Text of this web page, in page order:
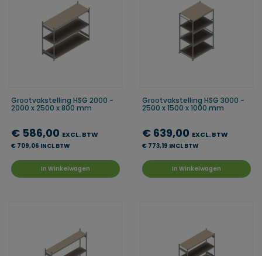
Grootvakstelling HSG 2000 -
2000 x 2500 x 800 mm
€ 586,00 EXCL. BTW
€ 709,06 INCL BTW
In Winkelwagen
Grootvakstelling HSG 3000 -
2500 x 1500 x 1000 mm
€ 639,00 EXCL. BTW
€ 773,19 INCL BTW
In Winkelwagen